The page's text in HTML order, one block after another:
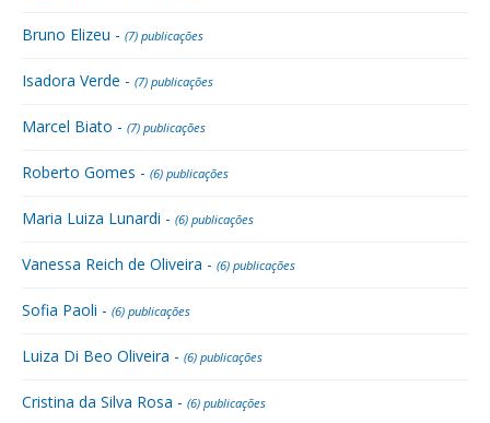
Bruno Elizeu - (7) publicações
Isadora Verde - (7) publicações
Marcel Biato - (7) publicações
Roberto Gomes - (6) publicações
Maria Luiza Lunardi - (6) publicações
Vanessa Reich de Oliveira - (6) publicações
Sofia Paoli - (6) publicações
Luiza Di Beo Oliveira - (6) publicações
Cristina da Silva Rosa - (6) publicações